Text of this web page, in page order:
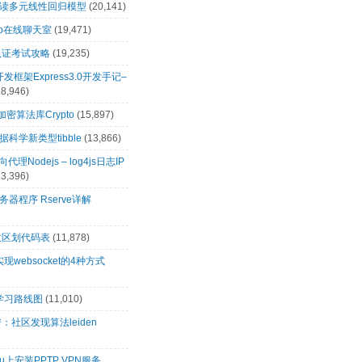
多元线性回归模型 (20,141)
在线聊天室 (19,471)
考试攻略 (19,235)
发框架Express3.0开发手记–
密算法库Crypto (15,897)
科学新类型tibble (13,866)
代理Nodejs – log4js日志IP
器程序 Rserve详解
划代码表 (11,878)
现websocket的4种方式
习路线图 (11,010)
社区发现算法leiden